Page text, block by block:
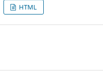
HTML